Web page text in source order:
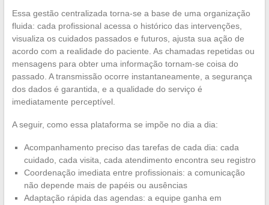
Essa gestão centralizada torna-se a base de uma organização
fluida: cada profissional acessa o histórico das intervenções,
visualiza os cuidados passados e futuros, ajusta sua ação de
acordo com a realidade do paciente. As chamadas repetidas ou
mensagens para obter uma informação tornam-se coisa do
passado. A transmissão ocorre instantaneamente, a segurança
dos dados é garantida, e a qualidade do serviço é
imediatamente perceptível.
A seguir, como essa plataforma se impõe no dia a dia:
Acompanhamento preciso das tarefas de cada dia: cada
cuidado, cada visita, cada atendimento encontra seu registro
Coordenação imediata entre profissionais: a comunicação
não depende mais de papéis ou ausências
Adaptação rápida das agendas: a equipe ganha em